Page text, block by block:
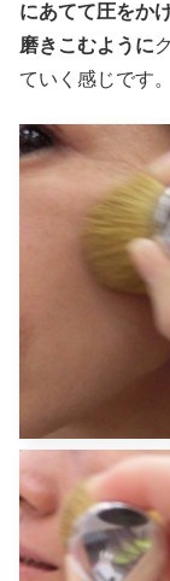
にあてて圧をか
磨きこむように
ていく感じです。